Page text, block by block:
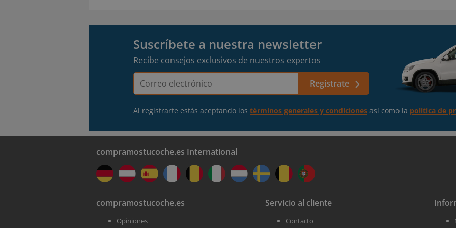
Suscríbete a nuestra newsletter
Recibe consejos exclusivos de nuestros expertos
Correo
electrónico
Regístrate
Al registrarte estás aceptando los términos generales y condiciones así como la política de
compramostucoche.es International
compramostucoche.es
Opiniones
Servicio al cliente
Contacto